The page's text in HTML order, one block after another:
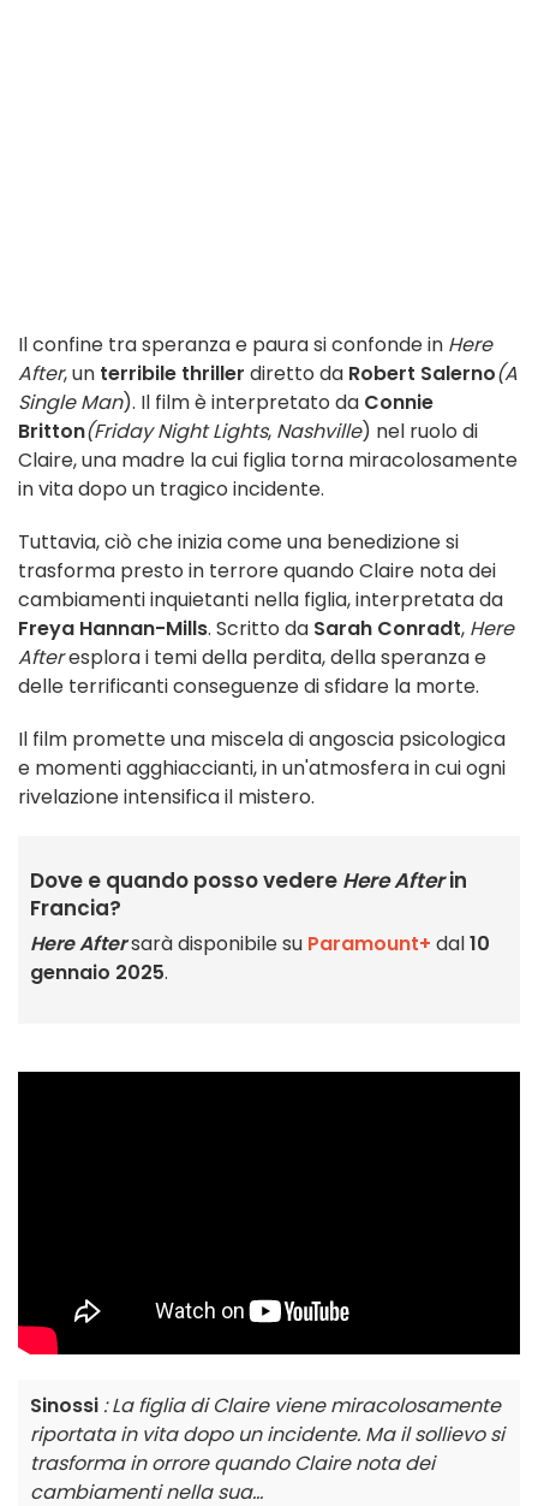
Il confine tra speranza e paura si confonde in Here
After, un terribile thriller diretto da Robert Salerno(A
Single Man). Il film è interpretato da Connie
Britton(Friday Night Lights, Nashville) nel ruolo di
Claire, una madre la cui figlia torna miracolosamente
in vita dopo un tragico incidente.
Tuttavia, ciò che inizia come una benedizione si
trasforma presto in terrore quando Claire nota dei
cambiamenti inquietanti nella figlia, interpretata da
Freya Hannan-Mills. Scritto da Sarah Conradt, Here
Afteresplora i temi della perdita, della speranza e
delle terrificanti conseguenze di sfidare la morte.
Il film promette una miscela di angoscia psicologica
e momenti agghiaccianti, in un'atmosfera in cui ogni
rivelazione intensifica il mistero.
Dove e quando posso vedere Here Afterin
Francia?
Here Aftersarà disponibile su Paramount+ dal10
gennaio 2025.
Sinossi : La figlia di Claire viene miracolosamente
riportata in vita dopo un incidente. Ma il sollievo si
trasforma in orrore quando Claire nota dei
cambiamenti nella sua...